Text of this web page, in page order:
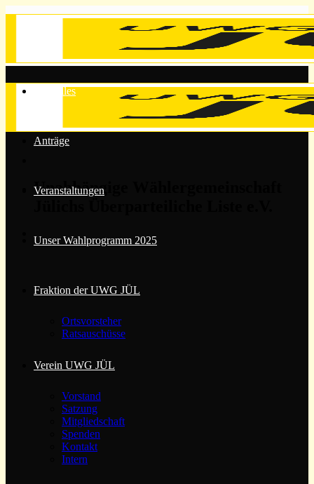
Unabhängige Wählergemeinschaft
Aktuelles
Anträge
Veranstaltungen
Unser Wahlprogramm 2025
Fraktion der UWG JÜL
Ortsvorsteher
Ratsauschüsse
Verein UWG JÜL
Vorstand
Satzung
Mitgliedschaft
Spenden
Kontakt
Intern